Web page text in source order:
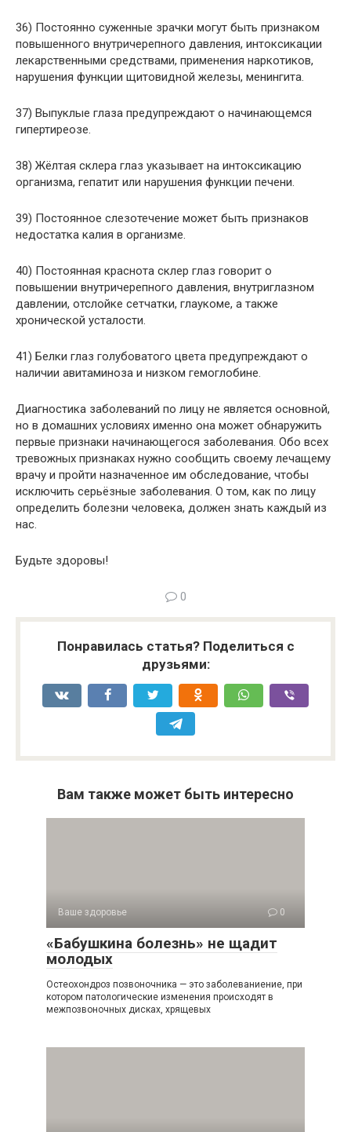
36) Постоянно суженные зрачки могут быть признаком
повышенного внутричерепного давления, интоксикации
лекарственными средствами, применения наркотиков,
нарушения функции щитовидной железы, менингита.
37) Выпуклые глаза предупреждают о начинающемся
гипертиреозе.
38) Жёлтая склера глаз указывает на интоксикацию
организма, гепатит или нарушения функции печени.
39) Постоянное слезотечение может быть признаков
недостатка калия в организме.
40) Постоянная краснота склер глаз говорит о
повышении внутричерепного давления, внутриглазном
давлении, отслойке сетчатки, глаукоме, а также
хронической усталости.
41) Белки глаз голубоватого цвета предупреждают о
наличии авитаминоза и низком гемоглобине.
Диагностика заболеваний по лицу не является основной,
но в домашних условиях именно она может обнаружить
первые признаки начинающегося заболевания. Обо всех
тревожных признаках нужно сообщить своему лечащему
врачу и пройти назначенное им обследование, чтобы
исключить серьёзные заболевания. О том, как по лицу
определить болезни человека, должен знать каждый из
нас.
Будьте здоровы!
0
Понравилась статья? Поделиться с
друзьями:
Вам также может быть интересно
Ваше здоровье 0
«Бабушкина болезнь» не щадит
молодых
Остеохондроз позвоночника — это заболеваниение, при
котором патологические изменения происходят в
межпозвоночных дисках, хрящевых